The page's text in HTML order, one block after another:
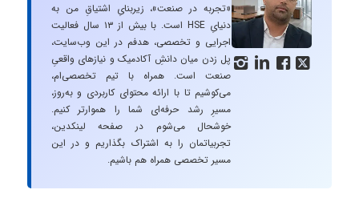
   
«تجربه در صنعت»، زیربنایِ اشتیاقِ من به
دنیایِ HSE است. با بیش از ۱۳ سال فعالیت
اجرایی و تخصصی، هدفم در این وب‌سایت،
پل زدن میان دانشِ آکادمیک و نیازهای واقعیِ
صنعت است. همراه با تیم تخصصی‌ام،
می‌کوشیم تا با ارائه محتوای کاربردی و به‌روز،
مسیرِ رشد حرفه‌ای شما را هموارتر کنیم.
خوشحال می‌شوم در صفحه لینکدین،
تجربیاتمان را به اشتراک بگذاریم و در این
مسیر تخصصی همراه هم باشیم.